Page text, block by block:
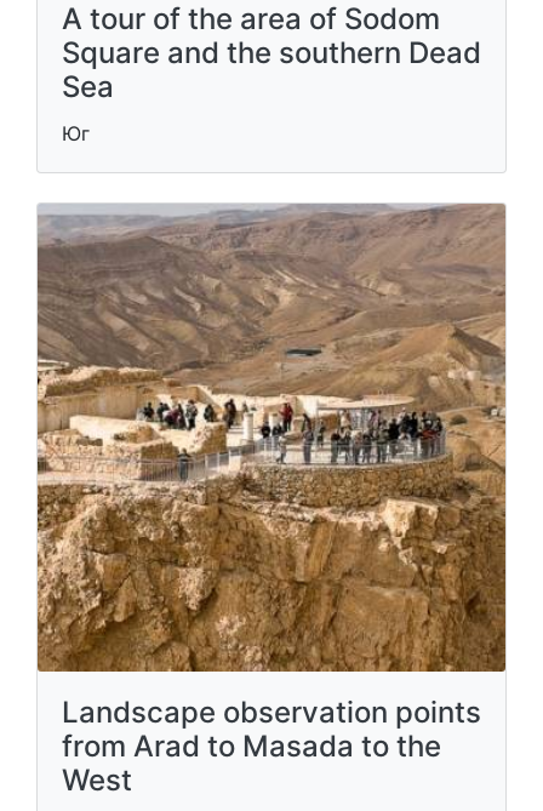
A tour of the area of Sodom
Square and the southern Dead
Sea
Юг
Landscape observation points
from Arad to Masada to the
West